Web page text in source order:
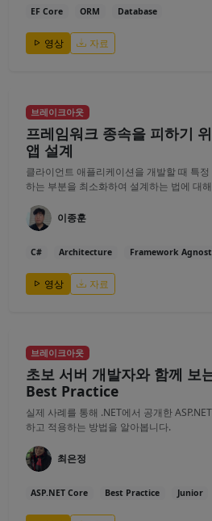
EF Core ORM Database
영상 자료
브레이크아웃
프레임워크 종속을 피하기
앱 설계
클라이언트 애플리케이션을 개발할 때 특
하는 부분을 최소화하여 설계하는 법에 대
이종훈
C# Architecture Framework
영상 자료
브레이크아웃
초보 서버 개발자와 함께 보
Best Practice
실제 사례를 통해 .NET에서 공개한
하고 적용하는 방법을 알아봅니다.
최은정
ASP.NET Core Best Practice Junior